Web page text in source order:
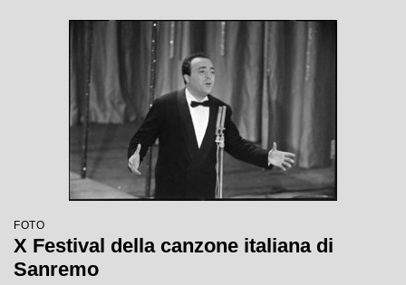
FOTO
X Festival della canzone italiana di
Sanremo